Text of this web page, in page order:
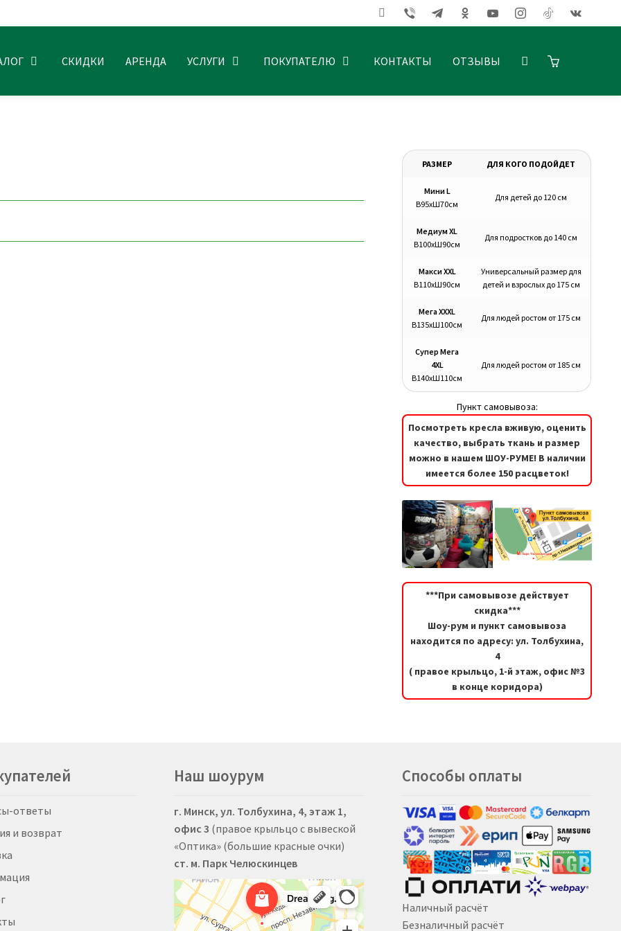
СКИДКИ АРЕНДА УСЛУГИ ПОКУПАТЕЛЮ КОНТАКТЫ ОТЗЫВЫ
РАЗМЕР ДЛЯ КОГО ПОДОЙДЕТ
Мини L
В95хШ70см
Для детей до 120 см
Медиум XL
В100хШ90см
Для подростков до 140 см
Макси XXL
В110хШ90см
Универсальный размер для
детей и взрослых до 175 см
Мега XXXL
В135хШ100см
Для людей ростом от 175 см
Супер Мега
4XL
В140хШ110см
Для людей ростом от 185 см
Пункт самовывоза:
Посмотреть кресла вживую, оценить
качество, выбрать ткань и размер
можно в нашем ШОУ-РУМЕ! В наличии
имеется более 150 расцветок!
***При самовывозе действует
скидка***
Шоу-рум и пункт самовывоза
находится по адресу: ул. Толбухина,
4
( правое крыльцо, 1-й этаж, офис №3
в конце коридора)
ответы
и возврат
Наш шоурум
г. Минск, ул. Толбухина, 4, этаж 1,
офис 3 (правое крыльцо с вывеской
«Оптика» (большие красные очки)
ст. м. Парк Челюскинцев
Способы оплаты
Наличный расчёт
Безналичный расчёт